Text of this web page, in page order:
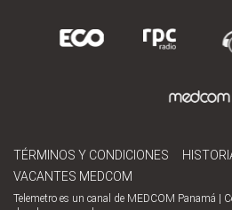
TÉRMINOS Y CONDICIONES
VACANTES MEDCOM
Telemetro es un canal de MEDCOM Panamá |